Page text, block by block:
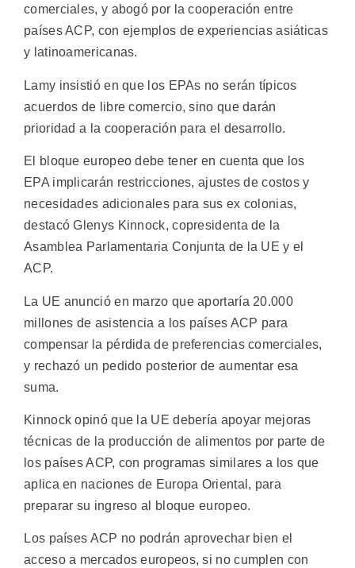
comerciales, y abogó por la cooperación entre
países ACP, con ejemplos de experiencias asiáticas
y latinoamericanas.
Lamy insistió en que los EPAs no serán típicos
acuerdos de libre comercio, sino que darán
prioridad a la cooperación para el desarrollo.
El bloque europeo debe tener en cuenta que los
EPA implicarán restricciones, ajustes de costos y
necesidades adicionales para sus ex colonias,
destacó Glenys Kinnock, copresidenta de la
Asamblea Parlamentaria Conjunta de la UE y el
ACP.
La UE anunció en marzo que aportaría 20.000
millones de asistencia a los países ACP para
compensar la pérdida de preferencias comerciales,
y rechazó un pedido posterior de aumentar esa
suma.
Kinnock opinó que la UE debería apoyar mejoras
técnicas de la producción de alimentos por parte de
los países ACP, con programas similares a los que
aplica en naciones de Europa Oriental, para
preparar su ingreso al bloque europeo.
Los países ACP no podrán aprovechar bien el
acceso a mercados europeos, si no cumplen con